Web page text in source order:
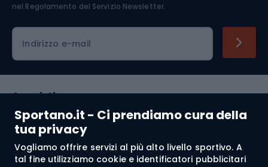
Sportano.it - Ci prendiamo cura della
tua privacy
Vogliamo offrire servizi al più alto livello sportivo. A
tal fine utilizziamo cookie e identificatori pubblicitari
nel Regolamento del Servizio Newsletter.
Indirizzo e-mail
Acquisti
Servizio clienti
Regolamento